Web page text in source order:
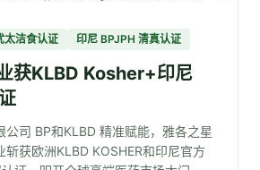
太洁食认证 印尼 BPJPH 清真认证
获KLBD Kosher+印尼
公司 BP和KLBD 精准赋能，雅各之星
斩获欧洲KLBD KOSHER和印尼官方